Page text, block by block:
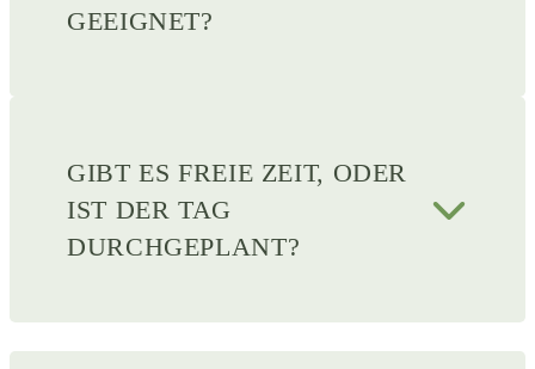
GEEIGNET?
GIBT ES FREIE ZEIT, ODER
IST DER TAG
DURCHGEPLANT?